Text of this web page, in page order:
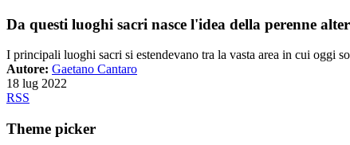
Da questi luoghi sacri nasce l'idea della perenne
I principali luoghi sacri si estendevano tra la vasta area in cui oggi
Autore: Gaetano Cantaro
18 lug 2022
RSS
Theme picker